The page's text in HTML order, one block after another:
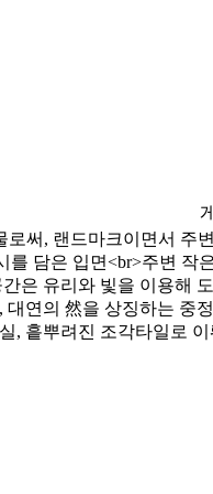
써, 랜드마크이면서
담은 입면<br>주변
은 유리와 빛을 이용해
연의 然을 상징하는
, 흩뿌려진 조각타일로